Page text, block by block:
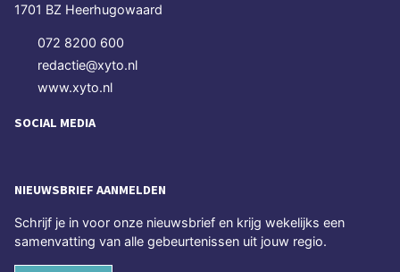
1701 BZ Heerhugowaard
072 8200 600
redactie@xyto.nl
www.xyto.nl
SOCIAL MEDIA
NIEUWSBRIEF AANMELDEN
Schrijf je in voor onze nieuwsbrief en krijg wekelijks een
samenvatting van alle gebeurtenissen uit jouw regio.